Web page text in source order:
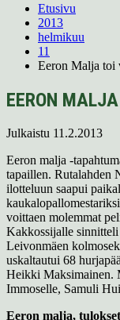
Etusivu
2013
helmikuu
11
Eeron Malja toi
EERON
Julkaistu 11.2.2013
Eeron malja -
tapaillen. Rutalahden
ilotteluun saapui
voittaen molemmat
Kakkossijalle
Leivonmäen
uskaltautui 68
Heikki Maksimainen.
Immoselle, Samuli
Eeron malja,